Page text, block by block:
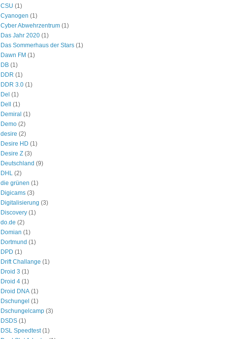
CSU (1)
Cyanogen (1)
Cyber Abwehrzentrum (1)
Das Jahr 2020 (1)
Das Sommerhaus der Stars (1)
Dawn FM (1)
DB (1)
DDR (1)
DDR 3.0 (1)
Del (1)
Dell
(1)
Demiral (1)
Demo (2)
desire (2)
Desire HD (1)
Desire Z (3)
Deutschland (9)
DHL (2)
die grünen (1)
Digicams (3)
Digitalisierung (3)
Discovery (1)
do.de (2)
Domian (1)
Dortmund (1)
DPD (1)
Drift Challange (1)
Droid 3 (1)
Droid 4 (1)
Droid DNA (1)
Dschungel (1)
Dschungelcamp (3)
DSDS (1)
DSL Speedtest (1)